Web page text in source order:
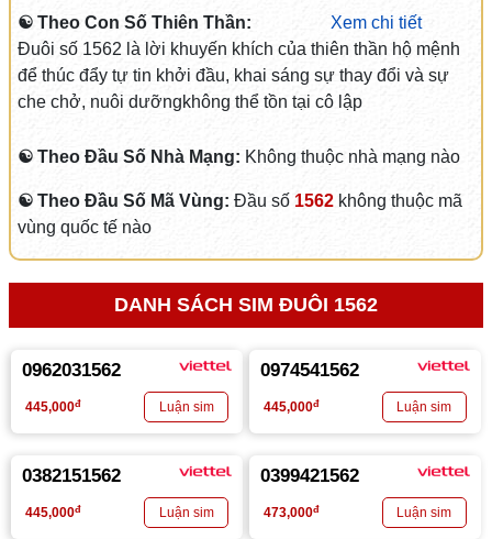
☯ Theo Con Số Thiên Thần:
Xem chi tiết
Đuôi số 1562 là lời khuyến khích của thiên thần hộ mệnh
để thúc đẩy tự tin khởi đầu, khai sáng sự thay đổi và sự
che chở, nuôi dưỡngkhông thể tồn tại cô lập
☯ Theo Đầu Số Nhà Mạng: Không thuộc nhà mạng nào
☯ Theo Đầu Số Mã Vùng: Đầu số 1562không thuộc mã
vùng quốc tế nào
DANH SÁCH SIM ĐUÔI 1562
0962031562
445,000đ
0974541562
445,000đ
0382151562
445,000đ
0399421562
473,000đ